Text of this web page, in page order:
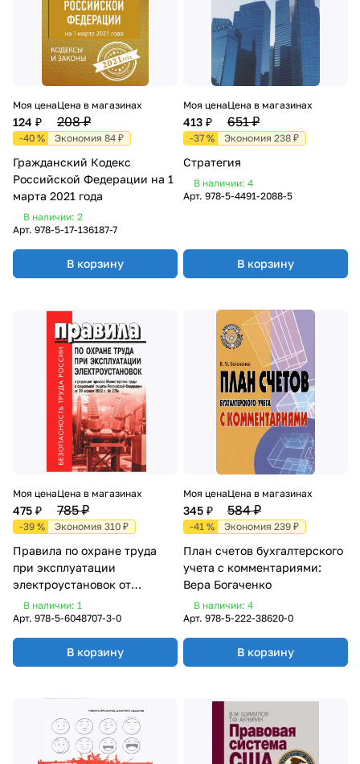
Моя цена
124 ₽
Цена в магазинах
208 ₽
-40 % Экономия 84 ₽
Гражданский Кодекс
Российской Федерации на 1
марта 2021 года
В наличии: 2
Арт. 978-5-17-136187-7
В корзину
Моя цена
413 ₽
Цена в магазинах
651 ₽
-37 % Экономия 238 ₽
Стратегия
В наличии: 4
Арт. 978-5-4491-2088-5
В корзину
Моя цена
475 ₽
Цена в магазинах
785 ₽
-39 % Экономия 310 ₽
Правила по охране труда
при эксплуатации
электроустановок от
15.12.2020
В наличии: 1
Арт. 978-5-6048707-3-0
В корзину
Моя цена
345 ₽
Цена в магазинах
584 ₽
-41 % Экономия 239 ₽
План счетов бухгалтерского
учета с комментариями:
Вера Богаченко
В наличии: 4
Арт. 978-5-222-38620-0
В корзину